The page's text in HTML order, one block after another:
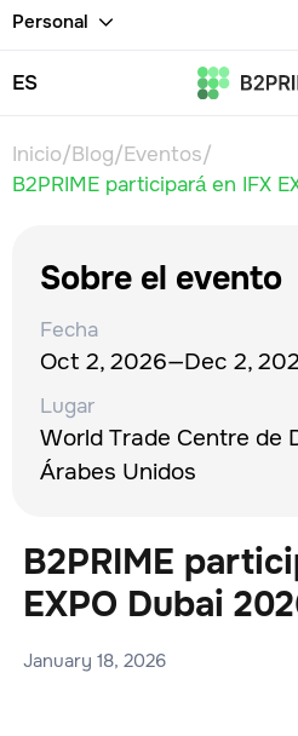
Personal
ES
Inicio/Blog/Eventos/
B2PRIME participará en IFX
B2PRIME
EXPO Dubai
January 18, 2026
Sobre el evento
Fecha
Oct 2, 2026—Dec 2,
Lugar
World Trade Centre de
Árabes Unidos